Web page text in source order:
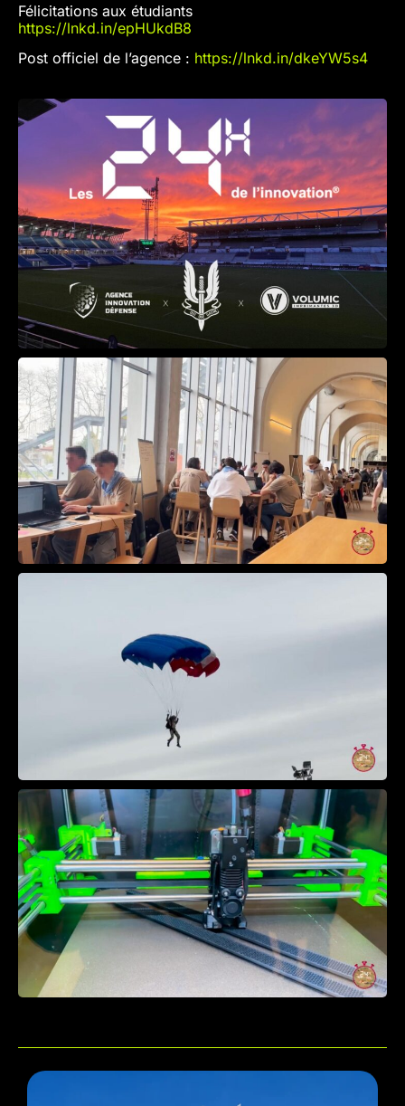
Félicitations aux étudiants
https://lnkd.in/epHUkdB8
Post officiel de l’agence : https://lnkd.in/dkeYW5s4